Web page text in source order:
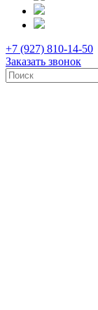
+7 (927) 810-14-50
Заказать звонок